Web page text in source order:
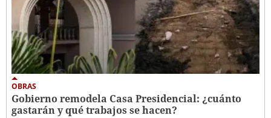
OBRAS
Gobierno remodela Casa Presidencial: ¿cuánto
gastarán y qué trabajos se hacen?